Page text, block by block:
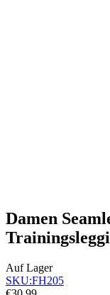
Damen
Auf Lager
SKU:FH205